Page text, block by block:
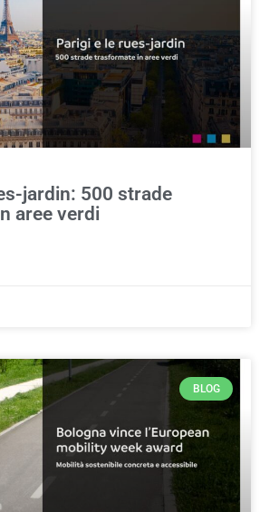
jardin: 500 strade
aree verdi
BLOG